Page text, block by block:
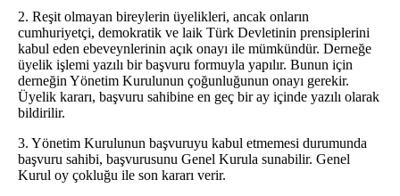
2. Reşit olmayan bireylerin üyelikleri, ancak onların
cumhuriyetçi, demokratik ve laik Türk Devletinin prensiplerini
kabul eden ebeveynlerinin açık onayı ile mümkündür. Derneğe
üyelik işlemi yazılı bir başvuru formuyla yapılır. Bunun için
derneğin Yönetim Kurulunun çoğunluğunun onayı gerekir.
Üyelik kararı, başvuru sahibine en geç bir ay içinde yazılı olarak
bildirilir.
3. Yönetim Kurulunun başvuruyu kabul etmemesi durumunda
başvuru sahibi, başvurusunu Genel Kurula sunabilir. Genel
Kurul oy çokluğu ile son kararı verir.